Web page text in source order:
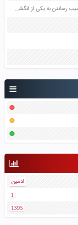
ادمین
1
1395
چرا گرفتن پونز بین دو انگشت و فشردن آن می تواند سبب آسیب رساندن به یکی از انگشت ها شود صفحه 84 علوم نهم